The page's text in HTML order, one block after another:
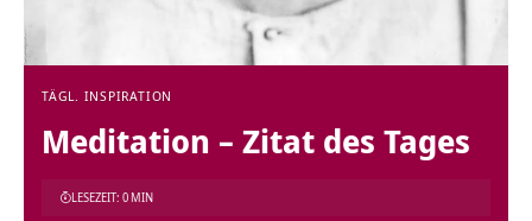
TÄGL. INSPIRATION
Meditation – Zitat des Tages
LESEZEIT: 0 MIN